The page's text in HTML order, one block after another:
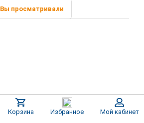
Вы просматривали
Корзина Избранное Мой кабинет